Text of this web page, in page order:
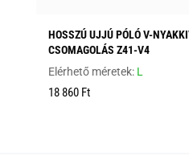
HOSSZÚ UJJÚ PÓLÓ V-
CSOMAGOLÁS Z41-V4
Elérhető méretek: L
18 860 Ft